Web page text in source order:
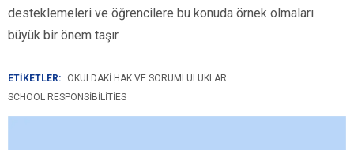
desteklemeleri ve öğrencilere bu konuda örnek olmaları
büyük bir önem taşır.
ETİKETLER:
OKULDAKI HAK VE SORUMLULUKLAR
SCHOOL RESPONSIBILITIES